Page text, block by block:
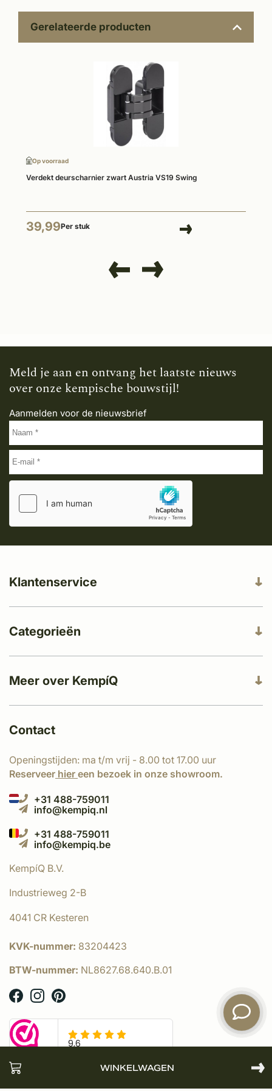
WINKELWAGEN
Gerelateerde producten
Op voorraad
Verdekt deurscharnier zwart Austria VS19 Swing
39,99Per stuk
Meld je aan en ontvang het laatste nieuws
over onze kempische bouwstijl!
Aanmelden voor de nieuwsbrief
Meer over KempíQ
Klantenservice
Categorieën
Contact
Openingstijden: ma t/m vrij - 8.00 tot 17.00 uur
Reserveer hier een bezoek in onze showroom.
+31 488-759011
info@kempiq.nl
+31 488-759011
info@kempiq.be
KempíQ B.V.
Industrieweg 2-B
4041 CR Kesteren
KVK-nummer: 83204423
BTW-nummer: NL8627.68.640.B.01